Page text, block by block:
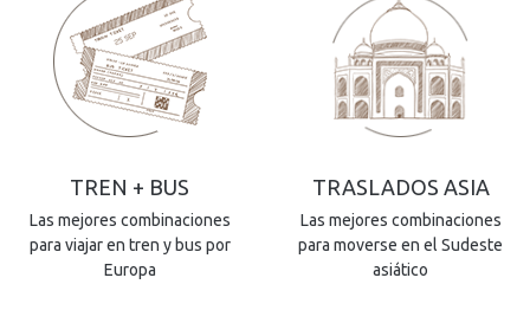
TREN + BUS
Las mejores combinaciones
para viajar en tren y bus por
Europa
TRASLADOS ASIA
Las mejores combinaciones
para moverse en el Sudeste
asiático